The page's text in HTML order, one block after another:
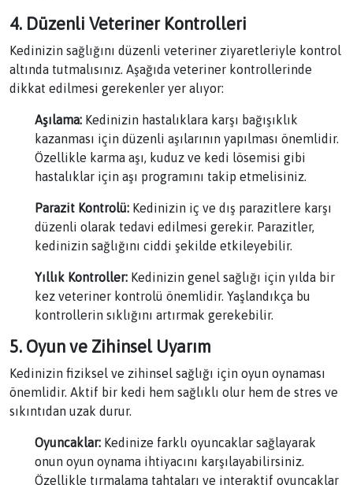
4. Düzenli Veteriner Kontrolleri
Kedinizin sağlığını düzenli veteriner ziyaretleriyle kontrol
altında tutmalısınız. Aşağıda veteriner kontrollerinde
dikkat edilmesi gerekenler yer alıyor:
Aşılama: Kedinizin hastalıklara karşı bağışıklık
kazanması için düzenli aşılarının yapılması önemlidir.
Özellikle karma aşı, kuduz ve kedi lösemisi gibi
hastalıklar için aşı programını takip etmelisiniz.
Parazit Kontrolü: Kedinizin iç ve dış parazitlere karşı
düzenli olarak tedavi edilmesi gerekir. Parazitler,
kedinizin sağlığını ciddi şekilde etkileyebilir.
Yıllık Kontroller: Kedinizin genel sağlığı için yılda bir
kez veteriner kontrolü önemlidir. Yaşlandıkça bu
kontrollerin sıklığını artırmak gerekebilir.
5. Oyun ve Zihinsel Uyarım
Kedinizin fiziksel ve zihinsel sağlığı için oyun oynaması
önemlidir. Aktif bir kedi hem sağlıklı olur hem de stres ve
sıkıntıdan uzak durur.
Oyuncaklar: Kedinize farklı oyuncaklar sağlayarak
onun oyun oynama ihtiyacını karşılayabilirsiniz.
Özellikle tırmalama tahtaları ve interaktif oyuncaklar